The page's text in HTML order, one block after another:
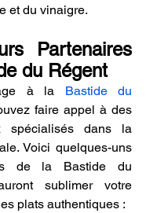
et du vinaigre.
Partenaires
du Régent
à la Bastide du
faire appel à des
spécialisés dans la
Voici quelques-uns
de la Bastide du
sublimer votre
plats authentiques :